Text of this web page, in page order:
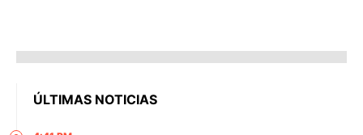
ÚLTIMAS NOTICIAS